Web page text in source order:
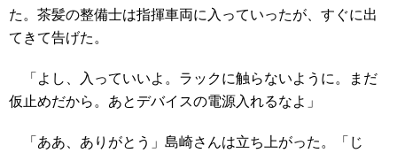
た。茶髪の整備士は指揮車両に入っていったが、すぐに出
てきて告げた。
「よし、入っていいよ。ラックに触らないように。まだ
仮止めだから。あとデバイスの電源入れるなよ」
「ああ、ありがとう」島崎さんは立ち上がった。「じ